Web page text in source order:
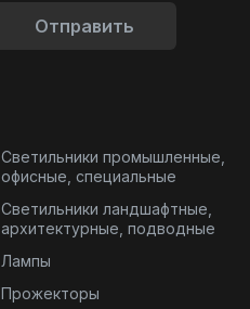
Отправить
Светильники промышленные,
офисные, специальные
Светильники ландшафтные,
архитектурные, подводные
Лампы
Прожекторы